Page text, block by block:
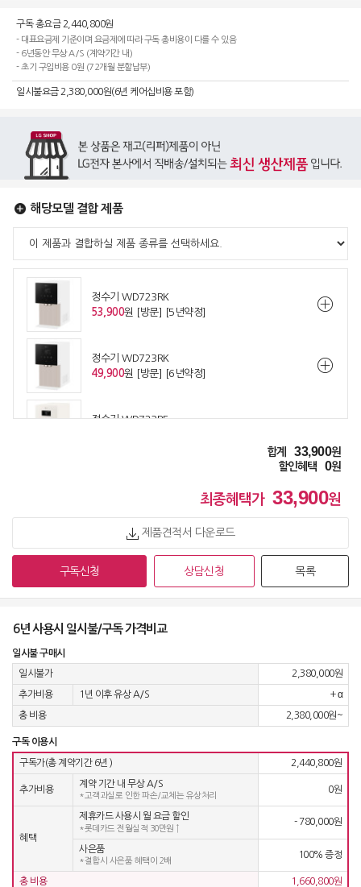
구독 총요금 2,440,800원
- 대표요금제 기준이며 요금제에 따라 구독 총비용이 다를 수 있음
- 6년동안 무상 A/S (계약기간 내)
- 초기 구입비용 0원 (72개월 분할납부)
일시불요금 2,380,000원(6년 케어십비용 포함)
해당모델 결합 제품
정수기 WD723RK
53,900원 [방문] [5년약정]
정수기 WD723RK
49,900원 [방문] [6년약정]
정수기 WD723RE
원 [방문] [6년약정]
정수기 WD722RH
63,900원 [방문] [4년약정]
정수기 WD722RH
정수기 WD722RK
정수기 WD722RK
55,900 원 [방문] [5년약정]
정수기 WD722RK
51,900원 [방문] [6년약정]
합계 33,900원
할인혜택
0원
최종혜택가 33,900원
제품견적서 다운로드
구독신청 목록
상담신청
6년 사용시 일시불/구독 가격비교
일시불 구매시
일시불가 2,380,000원
추가비용 1년 이후 유상 A/S + α
총 비용 2,380,000원~
구독 이용시
구독가(총 계약기간 6년 ) 2,440,800원
추가비용
계약 기간 내 무상 A/S
*고객과실로 인한 파손/교체는 유상처리
0원
혜택
제휴카드 사용시 월 요금 할인
*롯데카드 전월실적 30만원 ↑
- 780,000원
사은품
*결합시 사은품 혜택이 2배
100% 증정
총 비용
1,660,800원